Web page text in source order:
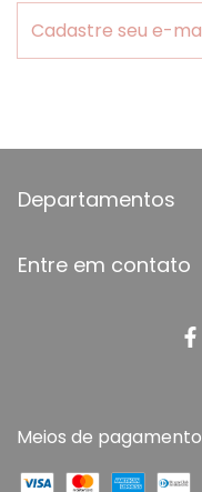
Departamentos
Entre em contato
Meios de pagamento